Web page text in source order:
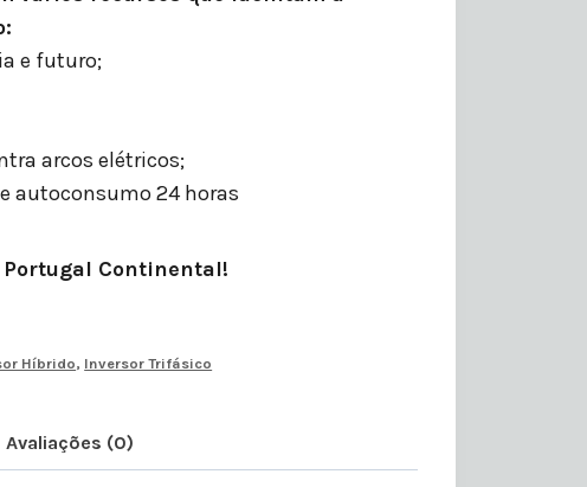
e futuro;
arcos elétricos;
autoconsumo 24 horas
Continental!
Híbrido, Inversor Trifásico
Avaliações (0)